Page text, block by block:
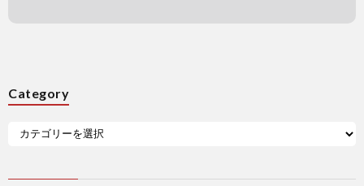
Category